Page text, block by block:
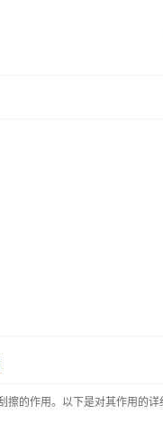
的作用。以下是对其作用的详